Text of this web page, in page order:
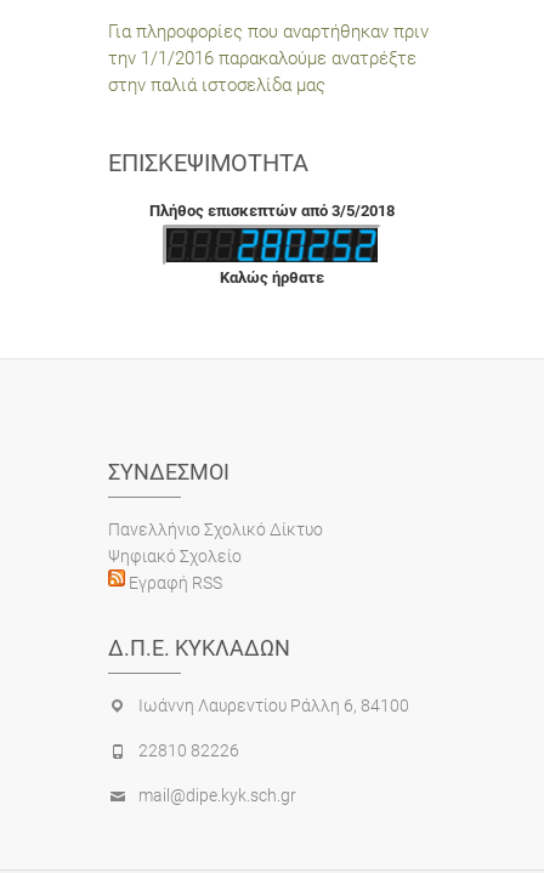
Για πληροφορίες που αναρτήθηκαν πριν
την 1/1/2016 παρακαλούμε ανατρέξτε
στην παλιά ιστοσελίδα μας
ΕΠΙΣΚΕΨΙΜΌΤΗΤΑ
Πλήθος επισκεπτών από 3/5/2018
Καλώς ήρθατε
ΣΎΝΔΕΣΜΟΙ
Πανελλήνιο Σχολικό Δίκτυο
Ψηφιακό Σχολείο
Εγραφή RSS
Δ.Π.Ε. ΚΥΚΛΆΔΩΝ
Ιωάννη Λαυρεντίου Ράλλη 6, 84100
22810 82226
mail@dipe.kyk.sch.gr